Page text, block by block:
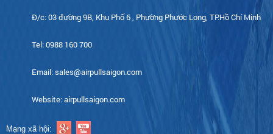
Đ/c: 03 đường 9B, Khu Phố 6 , Phường Phước Long, TP.Hồ Chí Minh
Tel: 0988 160 700
Email: sales@airpullsaigon.com
Website: airpullsaigon.com
Mạng xã hội: